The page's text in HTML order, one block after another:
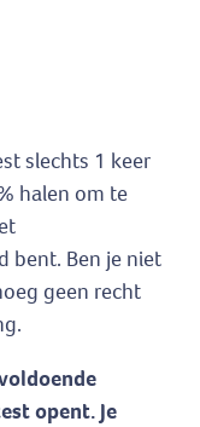
slechts 1 keer
halen om te
bent. Ben je niet
geen recht
opent. Je